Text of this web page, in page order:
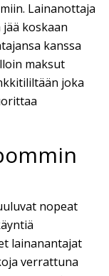
Lainanottaja
koskaan
kanssa
maksut
joka
nopeat
lainanantajat
verrattuna